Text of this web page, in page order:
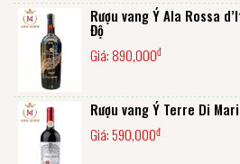
Rượu vang Ý Ala Rossa
Độ
Giá:890,000đ
Rượu vang Ý Terre Di
Giá:590,000đ